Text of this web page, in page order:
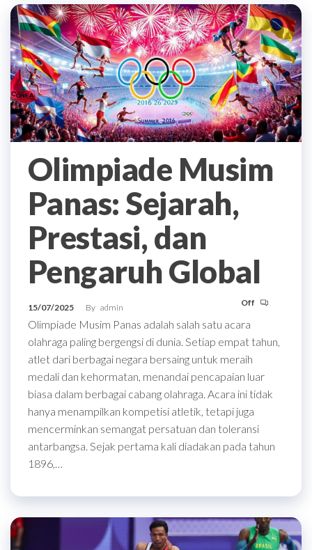
Olimpiade Musim
Panas: Sejarah,
Prestasi, dan
Pengaruh Global
15/07/2025 By admin Off
Olimpiade Musim Panas adalah salah satu acara
olahraga paling bergengsi di dunia. Setiap empat tahun,
atlet dari berbagai negara bersaing untuk meraih
medali dan kehormatan, menandai pencapaian luar
biasa dalam berbagai cabang olahraga. Acara ini tidak
hanya menampilkan kompetisi atletik, tetapi juga
mencerminkan semangat persatuan dan toleransi
antarbangsa. Sejak pertama kali diadakan pada tahun
1896,…